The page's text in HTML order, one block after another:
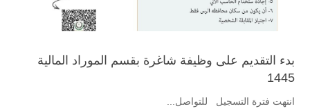
بدء التقديم على وظيفة شاغرة بقسم الموراد المالية
1445
انتهت فترة التسجيل للتواصل...